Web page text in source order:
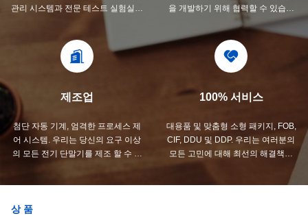
관리 시스템과 전문 테스트 실험실을
을 개발하기 위해 협력할 수 있습니
제조업
첨단 자동 기계, 엄격한 프로세스 제
어 시스템. 우리는 당신의 요구 이상
의 모든 전기 단말기를 제조 할 수 있
100% 서비스
대용품 및 맞춤형 소형 패키지, FOB,
CIF, DDU 및 DDP. 우리는 여러분의
모든 고민에 대해 최선의 해결책을
상품